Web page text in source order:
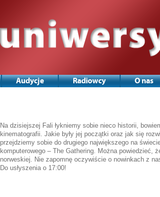
Audycje Radiowcy O nas
Na dzisiejszej Fali łykniemy sobie nieco historii,
kinematografii. Jakie były jej początki oraz jak się
przejdziemy sobie do drugiego największego na
komputerowego – The Gathering. Można powiedzieć,
norweskiej. Nie zapomnę oczywiście o nowinkach z
Do usłyszenia o 17:00!